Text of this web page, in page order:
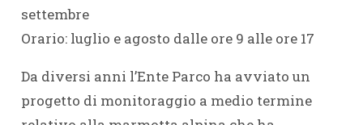
settembre
Orario: luglio e agosto dalle ore 9 alle ore 17
Da diversi anni l’Ente Parco ha avviato un
progetto di monitoraggio a medio termine